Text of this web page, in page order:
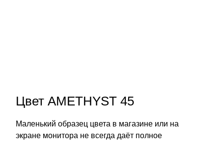
Цвет AMETHYST 45
Маленький образец цвета в магазине или на
экране монитора не всегда даёт полное